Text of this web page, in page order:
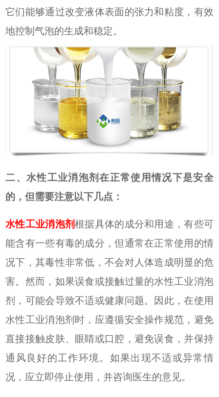
它们能够通过改变液体表面的张力和粘度，有效
地控制气泡的生成和稳定。
二、 水性工业消泡剂在正常使用情况下是安全
的，但需要注意以下几点：
水性工业消泡剂根据具体的成分和用途，有些可
能含有一些有毒的成分，但通常在正常使用的情
况下，其毒性非常低，不会对人体造成明显的危
害。然而，如果误食或接触过量的水性工业消泡
剂，可能会导致不适或健康问题。因此，在使用
水性工业消泡剂时，应遵循安全操作规范，避免
直接接触皮肤、眼睛或口腔，避免误食，并保持
通风良好的工作环境。如果出现不适或异常情
况，应立即停止使用，并咨询医生的意见。